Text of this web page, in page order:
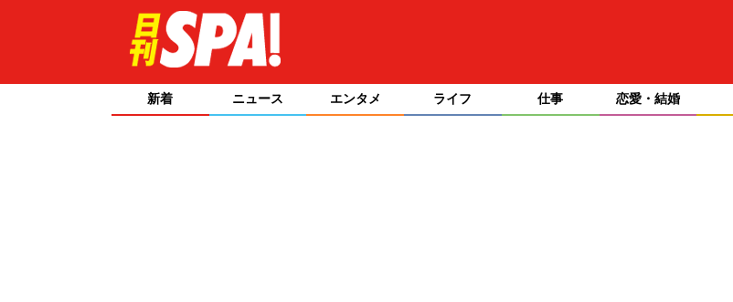
新着 ニュース エンタメ ライフ 仕事 恋愛・結婚